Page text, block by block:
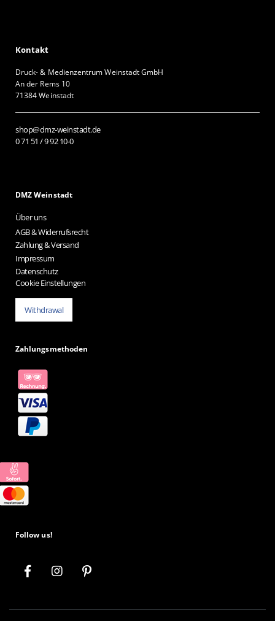
Kontakt
Druck- & Medienzentrum Weinstadt GmbH
An der Rems 10
71384 Weinstadt
shop@dmz-weinstadt.de
0 71 51 / 9 92 10-0
DMZ Weinstadt
Über uns
AGB & Widerrufsrecht
Zahlung & Versand
Impressum
Datenschutz
Cookie Einstellungen
Withdrawal
Zahlungsmethoden
Follow us!